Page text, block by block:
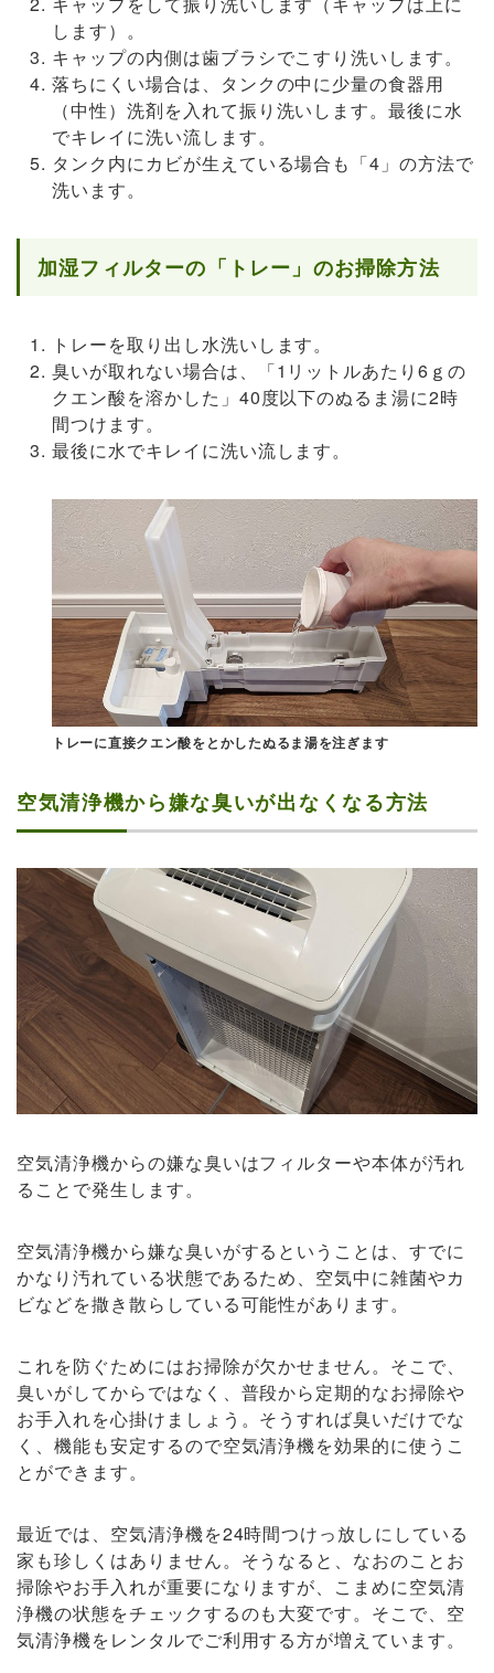
します）。
キャップの内側は歯ブラシでこすり洗いします。
落ちにくい場合は、タンクの中に少量の食器用
（中性）洗剤を入れて振り洗いします。最後に水
でキレイに洗い流します。
タンク内にカビが生えている場合も「4」の方法で
洗います。
加湿フィルターの「トレー」のお掃除方法
トレーを取り出し水洗いします。
臭いが取れない場合は、「1リットルあたり6ｇの
クエン酸を溶かした」40度以下のぬるま湯に2時
間つけます。
最後に水でキレイに洗い流します。
トレーに直接クエン酸をとかしたぬるま湯を注ぎます
空気清浄機から嫌な臭いが出なくなる方法
空気清浄機からの嫌な臭いはフィルターや本体が汚れ
ることで発生します。
空気清浄機から嫌な臭いがするということは、すでに
かなり汚れている状態であるため、空気中に雑菌やカ
ビなどを撒き散らしている可能性があります。
これを防ぐためにはお掃除が欠かせません。そこで、
臭いがしてからではなく、普段から定期的なお掃除や
お手入れを心掛けましょう。そうすれば臭いだけでな
く、機能も安定するので空気清浄機を効果的に使うこ
とができます。
最近では、空気清浄機を24時間つけっ放しにしている
家も珍しくはありません。そうなると、なおのことお
掃除やお手入れが重要になりますが、こまめに空気清
浄機の状態をチェックするのも大変です。そこで、空
気清浄機をレンタルでご利用する方が増えています。